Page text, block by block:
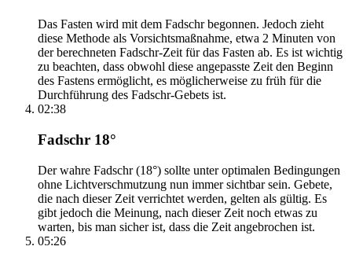
Das Fasten wird mit dem Fadschr begonnen. Jedoch zieht
diese Methode als Vorsichtsmaßnahme, etwa 2 Minuten von
der berechneten Fadschr-Zeit für das Fasten ab. Es ist wichtig
zu beachten, dass obwohl diese angepasste Zeit den Beginn
des Fastens ermöglicht, es möglicherweise zu früh für die
Durchführung des Fadschr-Gebets ist.
02:38
Fadschr 18°
Der wahre Fadschr (18°) sollte unter optimalen Bedingungen
ohne Lichtverschmutzung nun immer sichtbar sein. Gebete,
die nach dieser Zeit verrichtet werden, gelten als gültig. Es
gibt jedoch die Meinung, nach dieser Zeit noch etwas zu
warten, bis man sicher ist, dass die Zeit angebrochen ist.
05:26